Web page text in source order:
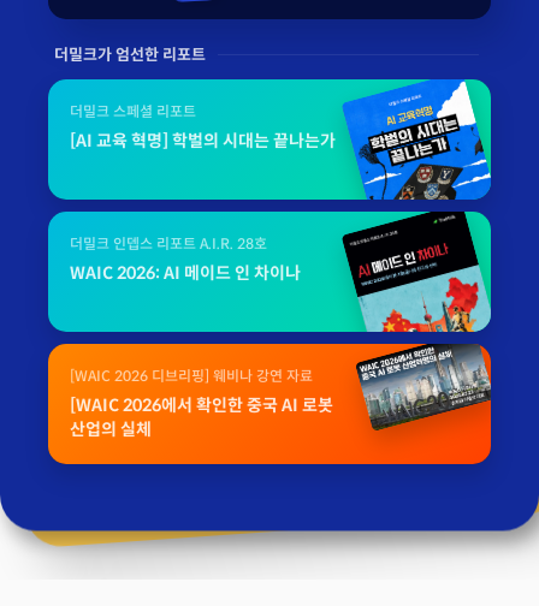
더밀크가 엄선한 리포트
더밀크 스페셜 리포트
[AI 교육 혁명] 학벌의 시대는 끝나는가
더밀크 인뎁스 리포트 A.I.R. 28호
WAIC 2026: AI 메이드 인 차이나
[WAIC 2026 디브리핑] 웨비나 강연 자료
[WAIC 2026에서 확인한 중국 AI 로봇
산업의 실체